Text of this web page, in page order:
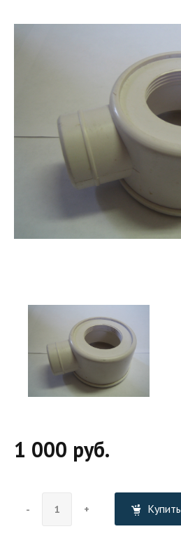
1 000 руб.
- + Купить